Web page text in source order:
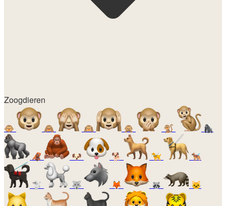
Zoogdieren
🐵 🙈 🙉 🙊 🐒 🦍
🦧 🐶 🐕 🦮 🐕‍🦺
🐩 🐺 🦊 🦝 🐱